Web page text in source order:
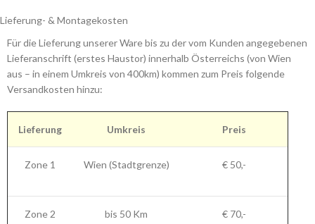
Lieferung- & Montagekosten
Für die Lieferung unserer Ware bis zu der vom Kunden angegebenen
Lieferanschrift (erstes Haustor) innerhalb Österreichs (von Wien
aus – in einem Umkreis von 400km) kommen zum Preis folgende
Versandkosten hinzu:
Lieferung Umkreis Preis
Zone 1 Wien (Stadtgrenze) € 50,-
Zone 2 bis 50 Km € 70,-